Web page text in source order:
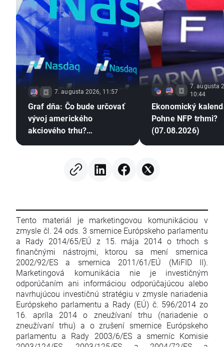
7. augusta 2026, 11:57
Graf dňa: Čo bude určovať
vývoj amerického
akciového trhu?
7. augusta
10:44
Ekonomický
Pohne NFP trhmi?
(07.08.2026)
Tento materiál je marketingovou komunikáciou v
zmysle čl. 24 ods. 3 smernice Európskeho parlamentu
a Rady 2014/65/EÚ z 15. mája 2014 o trhoch s
finančnými nástrojmi, ktorou sa mení smernica
2002/92/ES a smernica 2011/61/EÚ (MiFID II).
Marketingová komunikácia nie je investičným
odporúčaním ani informáciou odporúčajúcou alebo
navrhujúcou investičnú stratégiu v zmysle nariadenia
Európskeho parlamentu a Rady (EÚ) č. 596/2014 zo
16. apríla 2014 o zneužívaní trhu (nariadenie o
zneužívaní trhu) a o zrušení smernice Európskeho
parlamentu a Rady 2003/6/ES a smerníc Komisie